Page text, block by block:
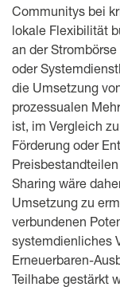
Communitys bei
lokale Flexibilität
an der
oder
die Umsetzung
prozessualen
ist, im Vergleich
Förderung oder
Sharing wäre
Umsetzung zu
verbundenen
systemdienliches
Erneuerbaren-
Teilhabe gestärkt